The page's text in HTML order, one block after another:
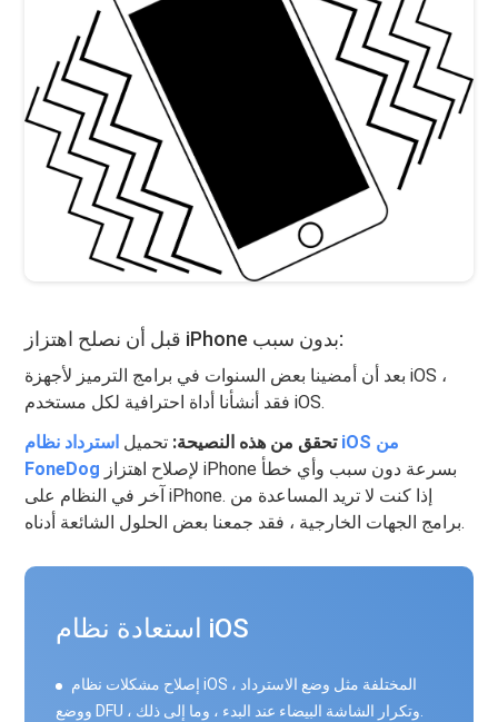
قبل أن نصلح اهتزاز iPhone بدون سبب:
بعد أن أمضينا بعض السنوات في برامج الترميز لأجهزة iOS ،
فقد أنشأنا أداة احترافية لكل مستخدم iOS.
تحقق من هذه النصيحة: تحميل استرداد نظام iOS من
FoneDog
آخر في النظام على iPhone. إذا كنت لا تريد المساعدة من
برامج الجهات الخارجية ، فقد جمعنا بعض الحلول الشائعة أدناه.
استعادة نظام iOS
إصلاح مشكلات نظام iOS المختلفة مثل وضع الاسترداد ،
ووضع DFU ، وتكرار الشاشة البيضاء عند البدء ، وما إلى ذلك.